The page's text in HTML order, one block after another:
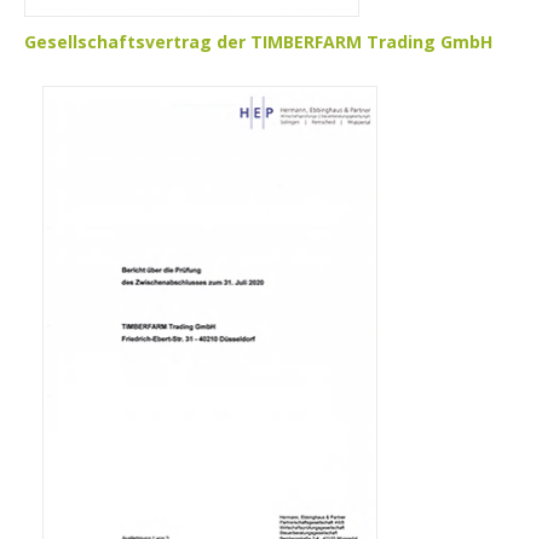
Gesellschaftsvertrag der TIMBERFARM Trading GmbH